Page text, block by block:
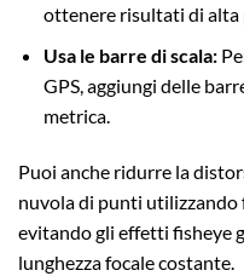
ottenere risultati di alta
Usa le barre di scala:
GPS, aggiungi delle
metrica.
Puoi anche ridurre la
nuvola di punti
evitando gli effetti fisheye
lunghezza focale costante.